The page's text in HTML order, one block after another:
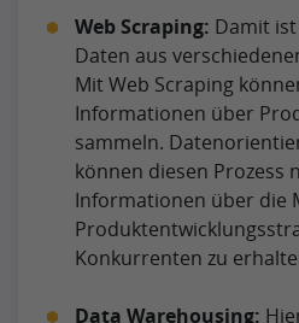
Web Scraping: Damit
Daten aus
Mit Web Scraping
Informationen über
sammeln.
können diesen Prozess
Informationen über die
Konkurrenten zu
Data Warehousing: